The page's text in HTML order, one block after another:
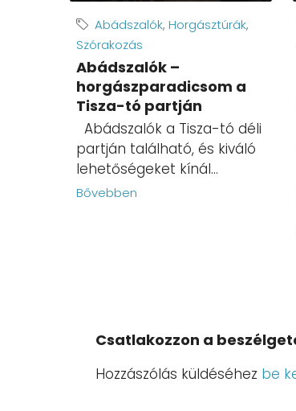
Abádszalók, Horgásztúrák,
Szórakozás
Abádszalók –
horgászparadicsom a
Tisza-tó partján
Abádszalók a Tisza-tó déli
partján található, és kiváló
lehetőségeket kínál...
Bővebben
Csatlakozzon a
Hozzászólás küldéséhez be